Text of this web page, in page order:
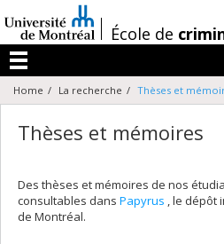
au
contenu
/École de
Menu
Home La recherche Thèses et
Thèses et mémoires
Des thèses et mémoires de nos
consultables dans Papyrus , le dépôt
de Montréal.